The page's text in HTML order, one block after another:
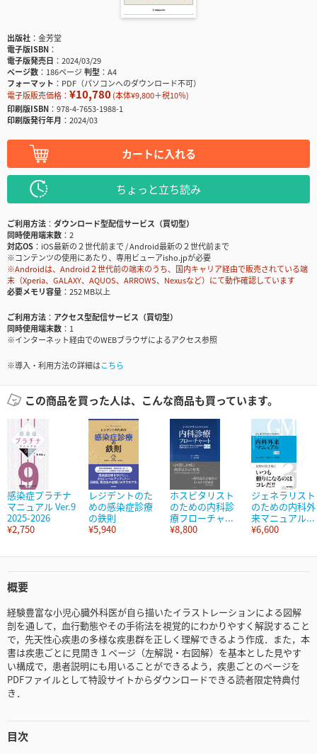
出版社
金芳堂
電子版ISBN
電子版発売日
2024/03/29
ページ数
186ページ判型
A4
フォーマット
PDF（パソコンへのダウンロード不可）
電子版販売価格： ¥10,780(本体¥9,800＋税10％)
印刷版ISBN
978-4-7653-1988-1
印刷版発行年月
2024/03
カートに入れる
ちょっと立ち読み
ご利用方法
ダウンロード型配信サービス（買切型）
同時使用端末数
2
対応OS
iOS最新の２世代前まで / Android最新の２世代前まで
※コンテンツの使用にあたり、専用ビューアisho.jpが必要
※Androidは、Android２世代前の端末のうち、国内キャリア経由で販売されている端
末（Xperia、GALAXY、AQUOS、ARROWS、Nexusなど）にて動作確認しています
必要メモリ容量
252 MB以上
ご利用方法
アクセス型配信サービス（買切型）
同時使用端末数
1
※インターネット経由でのWEBブラウザによるアクセス参照
※導入・利用方法の詳細はこちら
この商品を買った人は、こんな商品も買っています。
感染症プラチナ
マニュアル Ver.9
2025-2026
¥2,750
レジデントのた
めの感染症診療
の鉄則
¥5,940
ホスピタリスト
のための内科診
療フローチャ...
¥8,800
ジェネラリスト
のための内科外
来マニュアル...
¥6,600
概要
経験豊富な小児心臓外科医が自ら描いたイラストレーションによる図解
剖を通して，血行動態やその手術法を視覚的にわかりやすく解説すること
で，先天性心疾患の多様な疾患群を正しく理解できるよう作成．また，本
書は疾患ごとに見開き１ページ（左解説・右図解）を基本とした見やす
い構成で，患者説明にも用いることができるよう，疾患ごとのページを
PDFファイルとして特設サイトからダウンロードできる読者限定特典付
き．
目次